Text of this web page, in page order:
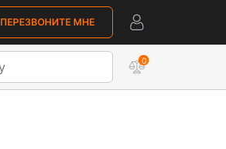
ПЕРЕЗВОНИТЕ МНЕ
0